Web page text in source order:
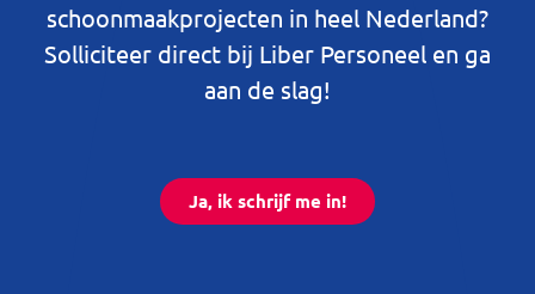
schoonmaakprojecten in heel Nederland?
Solliciteer direct bij Liber Personeel en ga
aan de slag!
Ja, ik schrijf me in!